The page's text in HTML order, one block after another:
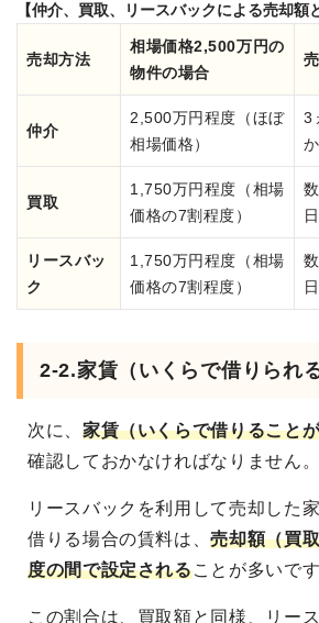
【仲介、買取、リースバックによる売却額
売却方法
相場価格2,500万円の
物件の場合
仲介
2,500万円程度（ほぼ
相場価格）
3
買取
1,750万円程度（相場
価格の7割程度）
リースバッ
ク
1,750万円程度（相場
価格の7割程度）
2-2.家賃（いくらで借りられ
次に、 家賃（いくらで借りること
確認しておかなければなりません。
リースバックを利用して売却した
借りる場合の賃料は、売却額（買
度の間で設定されることが多いです
この割合は、買取額と同様、リー